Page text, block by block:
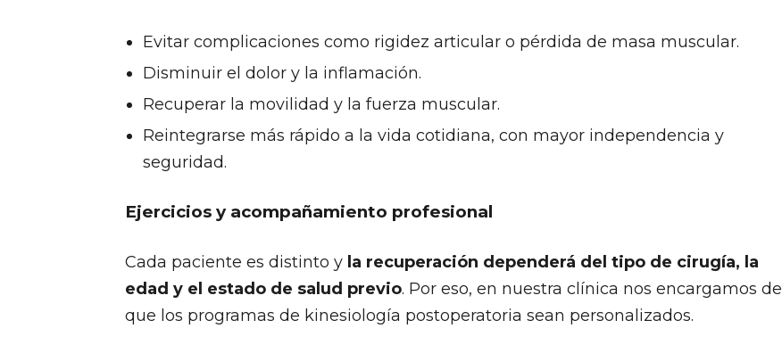
Evitar complicaciones como rigidez articular o pérdida de masa muscular.
Disminuir el dolor y la inflamación.
Recuperar la movilidad y la fuerza muscular.
Reintegrarse más rápido a la vida cotidiana, con mayor independencia y
seguridad.
Ejercicios y acompañamiento profesional
Cada paciente es distinto y la recuperación dependerá del tipo de cirugía, la
edad y el estado de salud previo. Por eso, en nuestra clínica nos encargamos de
que los programas de kinesiología postoperatoria sean personalizados.